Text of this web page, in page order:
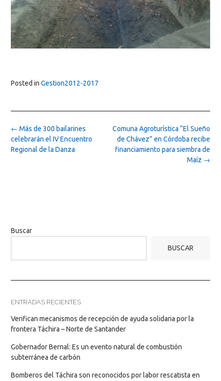
Posted in Gestion2012-2017
Post
navigation
Comuna Agroturística “El Sueño
de Chávez” en Córdoba recibe
financiamiento para siembra de
Maíz →
← Más de 300 bailarines
celebrarán el IV Encuentro
Regional de la Danza
Buscar
BUSCAR
ENTRADAS RECIENTES
Verifican mecanismos de recepción de ayuda solidaria por la
frontera Táchira – Norte de Santander
Gobernador Bernal: Es un evento natural de combustión
subterránea de carbón
Bomberos del Táchira son reconocidos por labor rescatista en